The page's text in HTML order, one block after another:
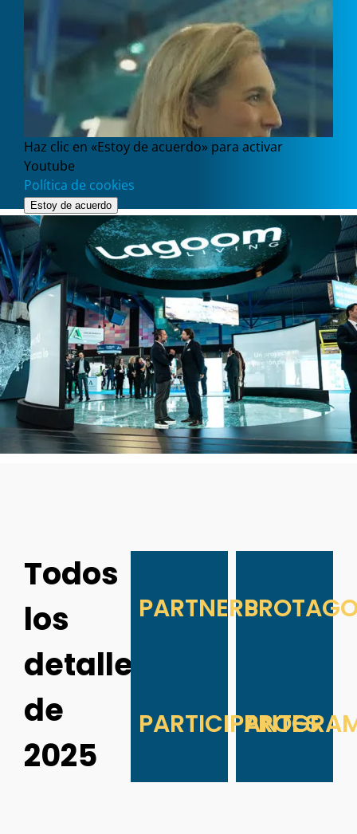
Haz clic en «Estoy de acuerdo» para activar
Youtube
Política de cookies
Estoy de acuerdo
Todos
los
detalles
de
2025
PARTNERS
PARTICIPANTES